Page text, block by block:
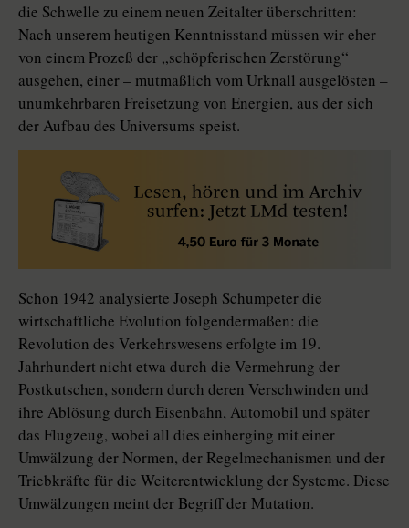
die Schwelle zu einem neuen Zeitalter überschritten:
Nach unserem heutigen Kenntnisstand müssen wir eher
von einem Prozeß der „schöpferischen Zerstörung“
ausgehen, einer – mutmaßlich vom Urknall ausgelösten –
unumkehrbaren Freisetzung von Energien, aus der sich
der Aufbau des Universums speist.
Schon 1942 analysierte Joseph Schumpeter die
wirtschaftliche Evolution folgendermaßen: die
Revolution des Verkehrswesens erfolgte im 19.
Jahrhundert nicht etwa durch die Vermehrung der
Postkutschen, sondern durch deren Verschwinden und
ihre Ablösung durch Eisenbahn, Automobil und später
das Flugzeug, wobei all dies einherging mit einer
Umwälzung der Normen, der Regelmechanismen und der
Triebkräfte für die Weiterentwicklung der Systeme. Diese
Umwälzungen meint der Begriff der Mutation.